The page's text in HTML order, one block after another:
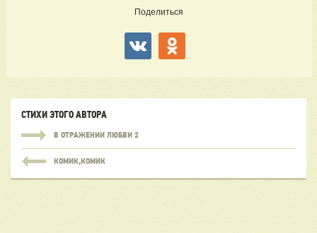
Поделиться
СТИХИ ЭТОГО АВТОРА
В ОТРАЖЕНИИ ЛЮБВИ 2
КОМИК,КОМИК